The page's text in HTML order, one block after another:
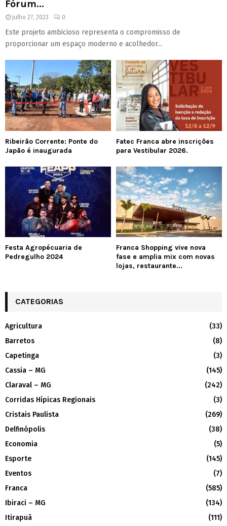
Fórum...
julho 27, 2023 0
Este projeto ambicioso representa o compromisso de
proporcionar um espaço moderno e acolhedor...
Ribeirão Corrente: Ponte do
Japão é inaugurada
Fatec Franca abre inscrições
para Vestibular 2026.
Festa Agropécuaria de
Pedregulho 2024
Franca Shopping vive nova
fase e amplia mix com novas
lojas, restaurante...
CATEGORIAS
Agricultura
(33)
Barretos
(8)
Capetinga
(3)
Cassia – MG
(145)
Claraval – MG
(242)
Corridas Hípicas Regionais
(3)
Cristais Paulista
(269)
Delfinópolis
(38)
Economia
(5)
Esporte
(145)
Eventos
(7)
Franca
(585)
Ibiraci – MG
(134)
Itirapuã
(111)